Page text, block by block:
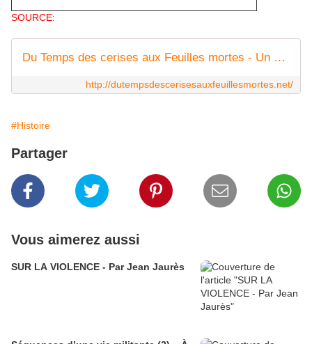
SOURCE:
Du Temps des cerises aux Feuilles mortes - Un site sur la chanson française de 1870 à 1945
http://dutempsdescerisesauxfeuillesmortes.net/
#Histoire
Partager
Vous aimerez aussi
SUR LA VIOLENCE - Par Jean Jaurès